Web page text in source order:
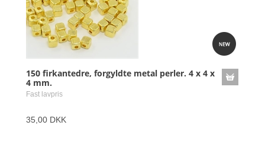
150 firkantedre, forgyldte metal perler. 4 x 4 x
4 mm.
Fast lavpris
35,00 DKK